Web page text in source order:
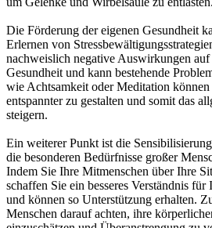
Die Förderung der eigenen Gesundheit
Erlernen von
nachweislich negative Auswirkungen
Gesundheit und kann bestehende
wie Achtsamkeit oder Meditation
entspannter zu gestalten und somit das
steigern.
Ein weiterer Punkt ist die
die besonderen Bedürfnisse großer
Indem Sie Ihre Mitmenschen über Ihre
schaffen Sie ein besseres Verständnis
und können so Unterstützung erhalten.
Menschen darauf achten, ihre